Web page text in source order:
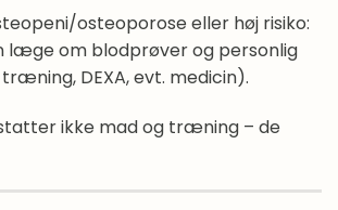
osteoporose eller høj risiko:
læge om blodprøver og personlig
DEXA, evt. medicin).
ikke mad og træning – de